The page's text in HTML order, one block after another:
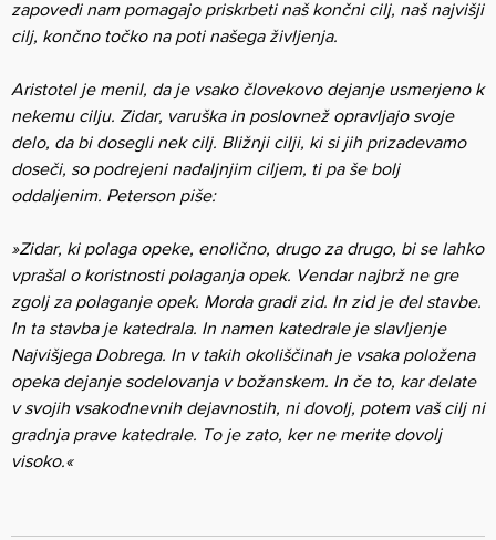
zapovedi nam pomagajo priskrbeti naš končni cilj, naš najvišji
cilj, končno točko na poti našega življenja.
Aristotel je menil, da je vsako človekovo dejanje usmerjeno k
nekemu cilju. Zidar, varuška in poslovnež opravljajo svoje
delo, da bi dosegli nek cilj. Bližnji cilji, ki si jih prizadevamo
doseči, so podrejeni nadaljnjim ciljem, ti pa še bolj
oddaljenim. Peterson piše:
»Zidar, ki polaga opeke, enolično, drugo za drugo, bi se lahko
vprašal o koristnosti polaganja opek. Vendar najbrž ne gre
zgolj za polaganje opek. Morda gradi zid. In zid je del stavbe.
In ta stavba je katedrala. In namen katedrale je slavljenje
Najvišjega Dobrega. In v takih okoliščinah je vsaka položena
opeka dejanje sodelovanja v božanskem. In če to, kar delate
v svojih vsakodnevnih dejavnostih, ni dovolj, potem vaš cilj ni
gradnja prave katedrale. To je zato, ker ne merite dovolj
visoko.«